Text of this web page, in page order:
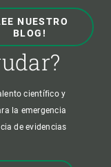
NUESTRO
BLOG!
científico y
la emergencia
de evidencias